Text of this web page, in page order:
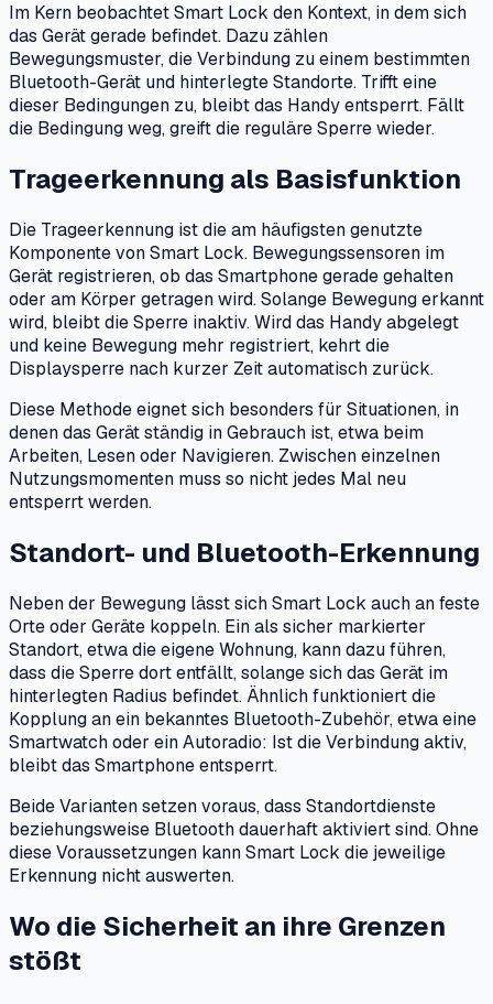
Im Kern beobachtet Smart Lock den Kontext, in dem sich
das Gerät gerade befindet. Dazu zählen
Bewegungsmuster, die Verbindung zu einem bestimmten
Bluetooth-Gerät und hinterlegte Standorte. Trifft eine
dieser Bedingungen zu, bleibt das Handy entsperrt. Fällt
die Bedingung weg, greift die reguläre Sperre wieder.
Trageerkennung als Basisfunktion
Die Trageerkennung ist die am häufigsten genutzte
Komponente von Smart Lock. Bewegungssensoren im
Gerät registrieren, ob das Smartphone gerade gehalten
oder am Körper getragen wird. Solange Bewegung erkannt
wird, bleibt die Sperre inaktiv. Wird das Handy abgelegt
und keine Bewegung mehr registriert, kehrt die
Displaysperre nach kurzer Zeit automatisch zurück.
Diese Methode eignet sich besonders für Situationen, in
denen das Gerät ständig in Gebrauch ist, etwa beim
Arbeiten, Lesen oder Navigieren. Zwischen einzelnen
Nutzungsmomenten muss so nicht jedes Mal neu
entsperrt werden.
Standort- und Bluetooth-Erkennung
Neben der Bewegung lässt sich Smart Lock auch an feste
Orte oder Geräte koppeln. Ein als sicher markierter
Standort, etwa die eigene Wohnung, kann dazu führen,
dass die Sperre dort entfällt, solange sich das Gerät im
hinterlegten Radius befindet. Ähnlich funktioniert die
Kopplung an ein bekanntes Bluetooth-Zubehör, etwa eine
Smartwatch oder ein Autoradio: Ist die Verbindung aktiv,
bleibt das Smartphone entsperrt.
Beide Varianten setzen voraus, dass Standortdienste
beziehungsweise Bluetooth dauerhaft aktiviert sind. Ohne
diese Voraussetzungen kann Smart Lock die jeweilige
Erkennung nicht auswerten.
Wo die Sicherheit an ihre Grenzen
stößt